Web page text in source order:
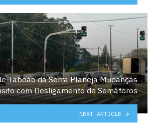
Taboão da Serra Planeja Mudanças
com Desligamento de Semáforos
NEXT ARTICLE